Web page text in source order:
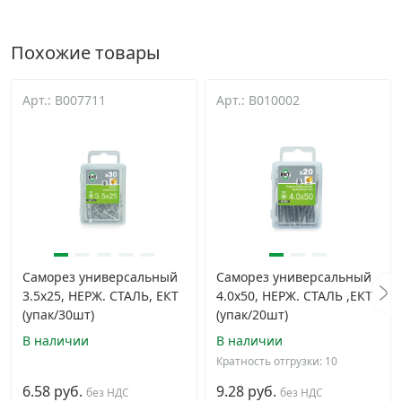
Похожие товары
Арт.: B007711
Саморез универсальный
3.5х25, НЕРЖ. СТАЛЬ, ЕКТ
(упак/30шт)
В наличии
6.58 руб. без НДС
Арт.: B010002
Саморез универсальный
4.0х50, НЕРЖ. СТАЛЬ ,ЕКТ
(упак/20шт)
В наличии
Кратность отгрузки: 10
9.28 руб. без НДС